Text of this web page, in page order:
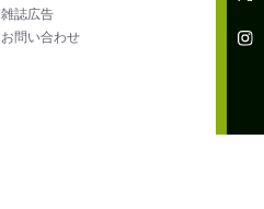
雑誌広告
お問い合わせ